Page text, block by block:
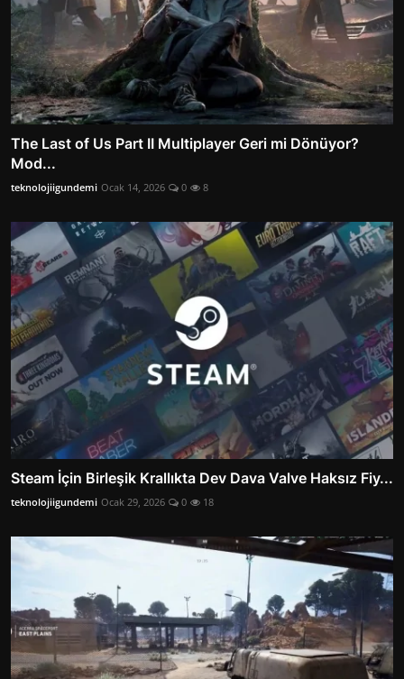
The Last of Us Part II Multiplayer Geri mi Dönüyor?
Mod...
teknolojiigundemi Ocak 14, 2026 0 8
Steam İçin Birleşik Krallıkta Dev Dava Valve Haksız Fiy...
teknolojiigundemi Ocak 29, 2026 0 18